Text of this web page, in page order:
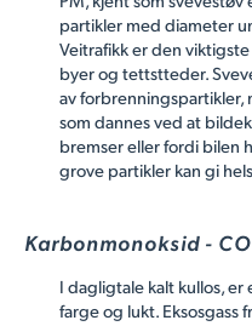
partikler med diameter
Veitrafikk er den
byer og tettstteder.
av
som dannes ved at
bremser eller fordi bilen
grove partikler kan gi
Karbonmonoksid - CO
I dagligtale kalt kullos,
farge og lukt. Eksosgass